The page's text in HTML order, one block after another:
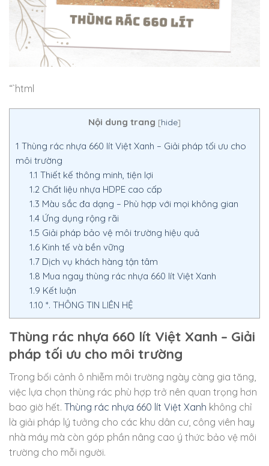
“`html
Nội dung trang [hide]
1 Thùng rác nhựa 660 lít Việt Xanh – Giải pháp tối ưu cho
môi trường
1.1 Thiết kế thông minh, tiện lợi
1.2 Chất liệu nhựa HDPE cao cấp
1.3 Màu sắc đa dạng – Phù hợp với mọi không gian
1.4Ứng dụng rộng rãi
1.5 Giải pháp bảo vệ môi trường hiệu quả
1.6Kinh tế và bền vững
1.7Dịch vụ khách hàng tận tâm
1.8 Mua ngay thùng rác nhựa 660 lít Việt Xanh
1.9 Kết luận
1.10 *. THÔNG TIN LIÊN HỆ
Thùng rác nhựa 660 lít Việt Xanh – Giải
pháp tối ưu cho môi trường
Trong bối cảnh ô nhiễm môi trường ngày càng gia tăng,
việc lựa chọn thùng rác phù hợp trở nên quan trọng hơn
bao giờ hết. Thùng rác nhựa 660 lít Việt Xanh không chỉ
là giải pháp lý tưởng cho các khu dân cư, công viên hay
nhà máy mà còn góp phần nâng cao ý thức bảo vệ môi
trường cho mỗi người.